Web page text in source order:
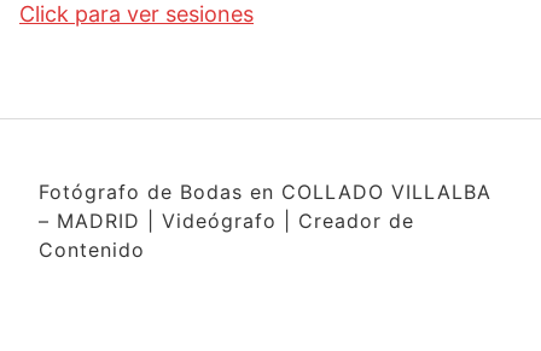
Click para ver sesiones
Fotógrafo de Bodas en COLLADO VILLALBA
– MADRID | Videógrafo | Creador de
Contenido